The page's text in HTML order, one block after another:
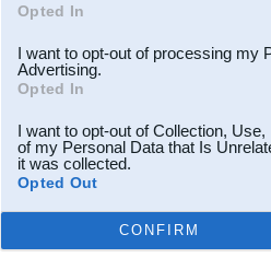
Opted In
I want to opt-out of processing my
Advertising.
Opted In
I want to opt-out of Collection,
of my Personal Data that Is
it was collected.
Opted Out
CONFIRM